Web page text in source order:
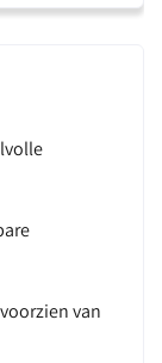
van